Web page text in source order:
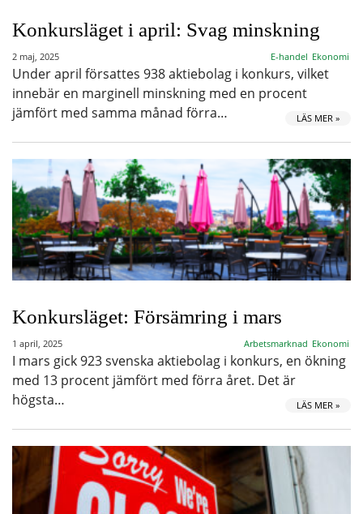
Konkursläget i april: Svag minskning
2 maj, 2025 E-handel Ekonomi
Under april försattes 938 aktiebolag i konkurs, vilket
innebär en marginell minskning med en procent
jämfört med samma månad förra…
LÄS MER »
Konkursläget: Försämring i mars
1 april, 2025 Arbetsmarknad Ekonomi
I mars gick 923 svenska aktiebolag i konkurs, en ökning
med 13 procent jämfört med förra året. Det är
högsta…
LÄS MER »